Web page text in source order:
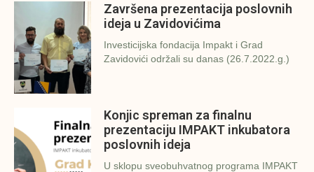
Završena prezentacija poslovnih
ideja u Zavidovićima
Investicijska fondacija Impakt i Grad
Zavidovići održali su danas (26.7.2022.g.)
Konjic spreman za finalnu
prezentaciju IMPAKT inkubatora
poslovnih ideja
U sklopu sveobuhvatnog programa IMPAKT